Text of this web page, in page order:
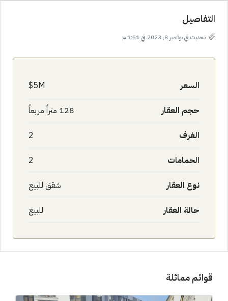
التفاصيل
تحديث في نوفمبر 8, 2023 في 1:51 م
السعر 5M$
حجم العقار 128 متراً مربعاً
الغرف 2
الحمامات 2
نوع العقار شقق للبيع
حالة العقار للبيع
قوائم مماثلة